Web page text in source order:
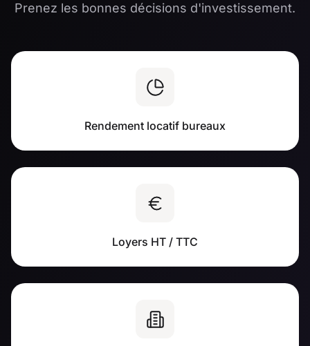
Prenez les bonnes décisions d'investissement.
Rendement locatif bureaux
Loyers HT / TTC